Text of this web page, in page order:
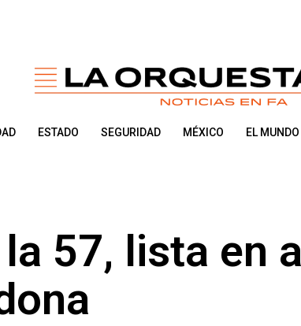
ESTADO SEGURIDAD MÉXICO EL MUNDO
57, lista en